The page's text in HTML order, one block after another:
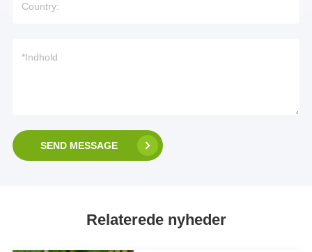
SEND MESSAGE
Relaterede nyheder